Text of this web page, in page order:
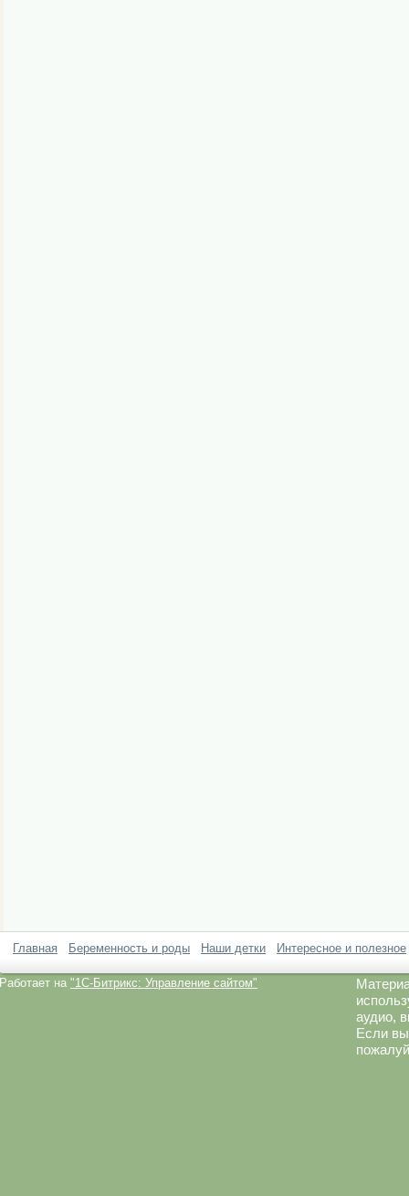
Главная Беременность и роды Наши детки Интересное и полезное
Работает на "1C-Битрикс: Управление сайтом"
аудио,
Если вы